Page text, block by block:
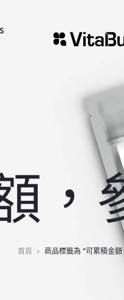
，
首頁 商品標籤為 “可累積金